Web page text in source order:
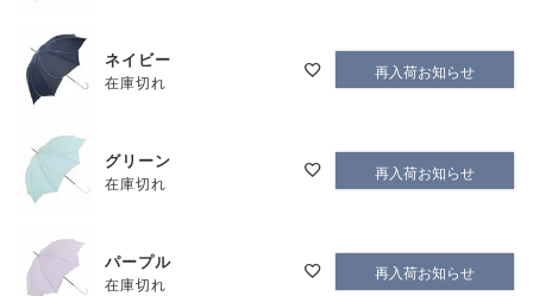
ネイビー
在庫切れ 再入荷お知らせ
グリーン
在庫切れ 再入荷お知らせ
パープル
在庫切れ 再入荷お知らせ